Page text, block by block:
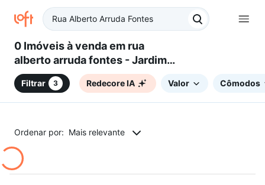
0 Imóveis à venda em rua
alberto arruda fontes - Jardim
Arpoador, São Paulo, SP
Filtrar 3 Redecore IA Valor Cômodos
Ordenar por: Mais relevante